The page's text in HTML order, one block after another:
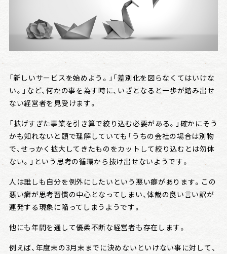
個別相談
会社情報
戦略日記
「新しいサービスを始めよう。」「差別化を図らなくてはいけな
い。」など、何かの事を為す時に、いざとなると一歩が踏み出せ
ない経営者を見受けます。
「拡げすぎた事業を引き算で絞り込む必要がある。」確かにそう
かも知れないと頭で理解していても「うちの会社の場合は別物
で、せっかく拡大してきたものをカットして絞り込むとは勿体
ない。」という思考の循環から抜け出せないようです。
人は誰しも自分を例外にしたいという悪い癖があります。この
悪い癖が思考習慣の中心となってしまい、体裁の良い言い訳が
連発する現象に陥ってしまうようです。
他にも年間を通して優柔不断な経営者も存在します。
例えば、年度末の3月末までに決めないといけない事に対して、